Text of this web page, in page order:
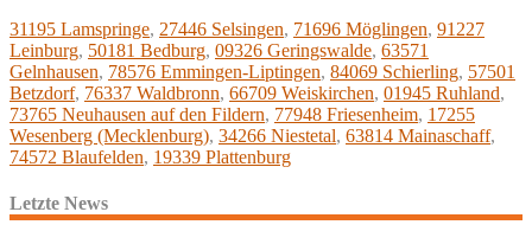
31195 Lamspringe, 27446 Selsingen, 71696 Möglingen, 91227
Leinburg, 50181 Bedburg, 09326 Geringswalde, 63571
Gelnhausen, 78576 Emmingen-Liptingen, 84069 Schierling, 57501
Betzdorf, 76337 Waldbronn, 66709 Weiskirchen, 01945 Ruhland,
73765 Neuhausen auf den Fildern, 77948 Friesenheim, 17255
Wesenberg (Mecklenburg), 34266 Niestetal, 63814 Mainaschaff,
74572 Blaufelden, 19339 Plattenburg
Letzte News